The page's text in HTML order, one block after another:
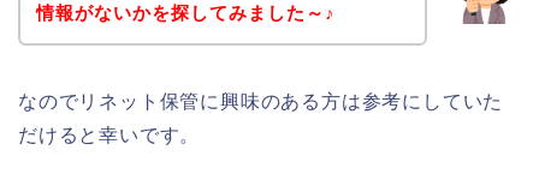
情報がないかを探してみました～♪
なのでリネット保管に興味のある方は参考にしていた
だけると幸いです。